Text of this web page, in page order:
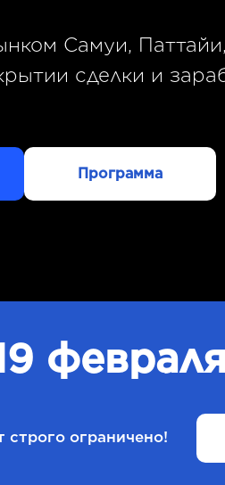
Самуи,
сделки и
Программа
ограничено!